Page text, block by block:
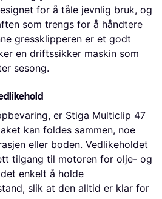
for å tåle jevnlig bruk, og
som trengs for å håndtere
gressklipperen er et godt
en driftssikker maskin som
sesong.
er Stiga Multiclip 47
kan foldes sammen, noe
eller boden. Vedlikeholdet
tilgang til motoren for olje- og
enkelt å holde
slik at den alltid er klar for